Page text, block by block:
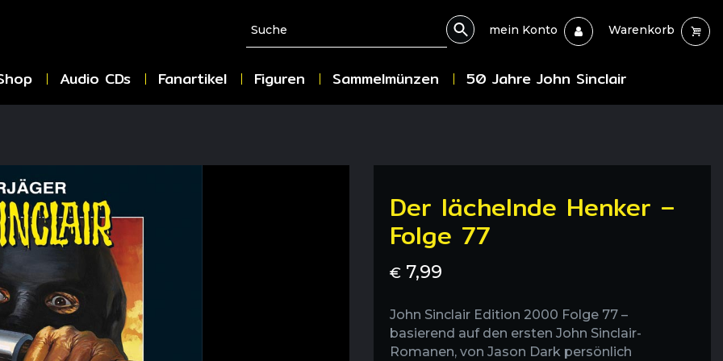
mein Konto Warenkorb
Audio CDs Fanartikel Figuren Sammelmünzen 50 Jahre John Sinclair
Der lächelnde Henker –
Folge 77
€ 7,99
John Sinclair Edition 2000 Folge 77 –
basierend auf den ersten John Sinclair-
Romanen, von Jason Dark persönlich